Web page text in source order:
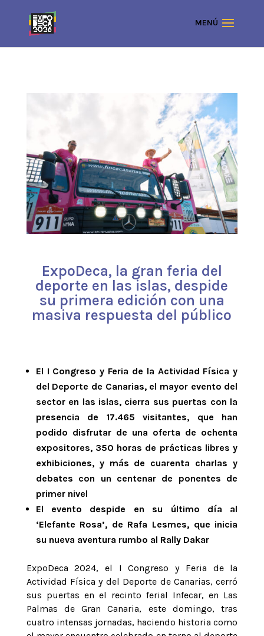
ExpoDeca, la gran feria del
deporte en las islas, despide
su primera edición con una
masiva respuesta del público
El I Congreso y Feria de la Actividad Física y
del Deporte de Canarias, el mayor evento del
sector en las islas, cierra sus puertas con la
presencia de 17.465 visitantes, que han
podido disfrutar de una oferta de ochenta
expositores, 350 horas de prácticas libres y
exhibiciones, y más de cuarenta charlas y
debates con un centenar de ponentes de
primer nivel
El evento despide en su último día al
‘Elefante Rosa’, de Rafa Lesmes, que inicia
su nueva aventura rumbo al Rally Dakar
ExpoDeca 2024, el I Congreso y Feria de la
Actividad Física y del Deporte de Canarias, cerró
sus puertas en el recinto ferial Infecar, en Las
Palmas de Gran Canaria, este domingo, tras
cuatro intensas jornadas, haciendo historia como